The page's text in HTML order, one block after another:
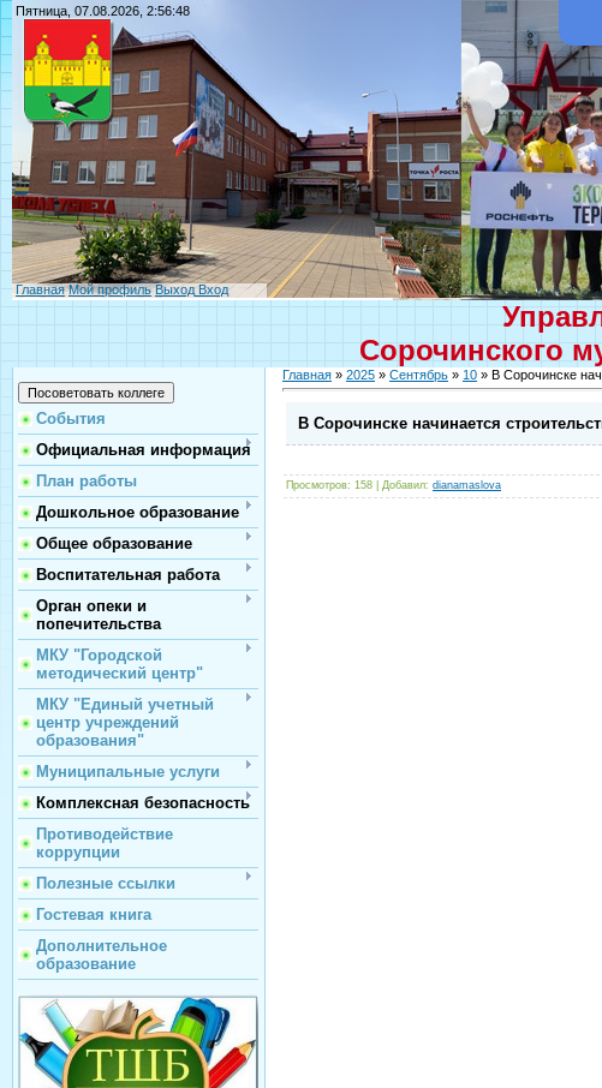
Пятница, 07.08.2026, 2:56:48
Главная Мой профиль Выход Вход
Сорочинского
События
Официальная информация
План работы
Дошкольное образование
Общее образование
Воспитательная работа
Орган опеки и
попечительства
МКУ "Городской
методический центр"
МКУ "Единый учетный
центр учреждений
образования"
Муниципальные услуги
Комплексная безопасность
Противодействие
коррупции
Полезные ссылки
Гостевая книга
Дополнительное
образование
Главная » 2025 » Сентябрь » 10 » В Сорочинске
В Сорочинске начинается
Просмотров: 158 | Добавил: dianamaslova